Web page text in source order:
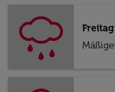
Freitag